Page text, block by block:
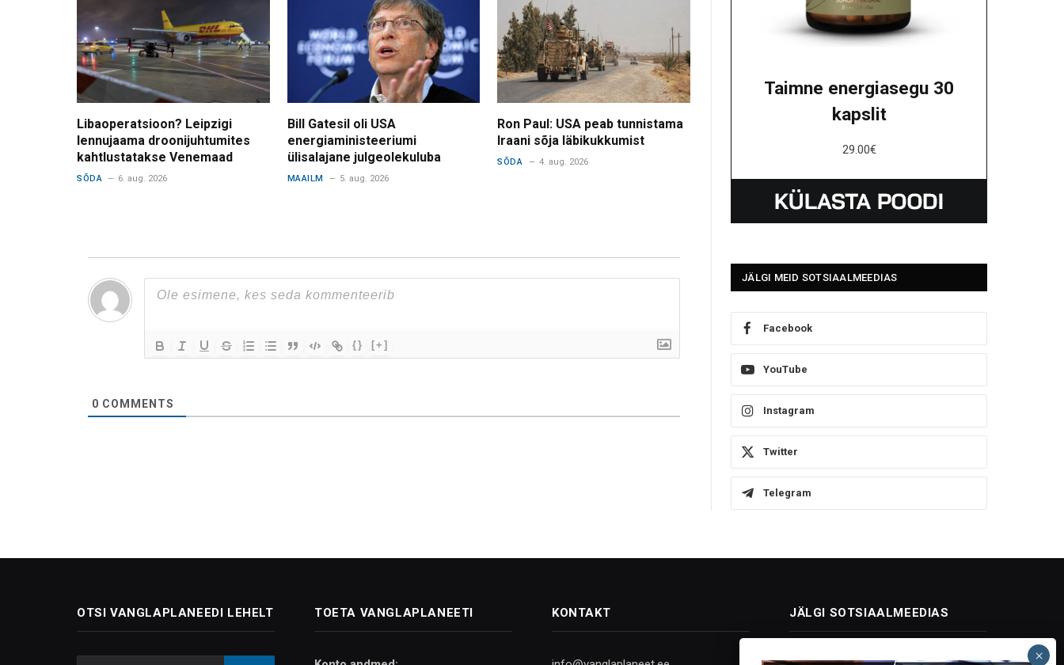
Libaoperatsioon? Leipzigi
lennujaama droonijuhtumites
kahtlustatakse Venemaad
SÕDA 6. aug. 2026
Bill Gatesil oli USA
energiaministeeriumi
ülisalajane julgeolekuluba
MAAILM 5. aug. 2026
Ron Paul: USA peab tunnistama
Iraani sõja läbikukkumist
SÕDA 4. aug. 2026
{} [+]
0 COMMENTS
Taimne energiasegu 30
kapslit
29.00€
JÄLGI MEID SOTSIAALMEEDIAS
Facebook
YouTube
Instagram
Twitter
Telegram
OTSI VANGLAPLANEEDI LEHELT TOETA VANGLAPLANEETI KONTAKT JÄLGI SOTSIAALMEEDIAS